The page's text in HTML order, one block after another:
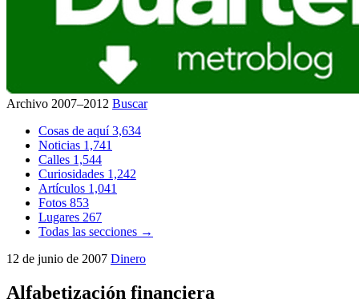
Archivo 2007–2012 Buscar
Cosas de aquí3,634
Noticias 1,741
Calles 1,544
Curiosidades 1,242
Artículos 1,041
Fotos 853
Lugares 267
Todas las secciones →
12 de junio de 2007 Dinero
Alfabetización financiera